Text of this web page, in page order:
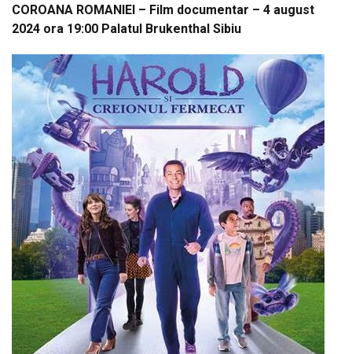
COROANA ROMANIEI – Film documentar – 4 august
2024 ora 19:00 Palatul Brukenthal Sibiu